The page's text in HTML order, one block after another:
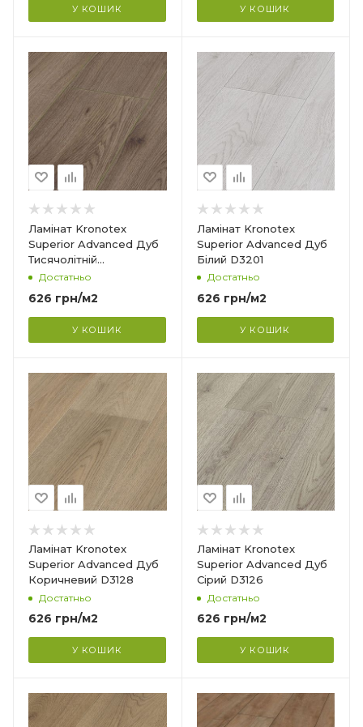
У КОШИК
Гарантія ? У КОШИК
Ламінат Kronotex
Superior Advanced Дуб
Тисячолітній
Коричневий D3531
Достатньо
626 грн/м2
У КОШИК
Країна-виробник
Німеччина
Колекція
Superior Advanced
Клас зносостійкості
32
Товщина
Ширина
193 мм
Довжина
1380 мм
Фаска
Ламінат Kronotex
Superior Advanced Дуб
Білий D3201
Достатньо
626 грн/м2
У КОШИК
Ламінат Kronotex
Superior Advanced Дуб
Коричневий D3128
Достатньо
626 грн/м2
У КОШИК
Країна-виробник
Німеччина
Колекція
Superior Advanced
Клас зносостійкості
32
Товщина
Ширина
193 мм
Довжина
1380 мм
Фаска
4V
Ламінат Kronotex
Superior Advanced Дуб
Cірий D3126
Достатньо
626 грн/м2
У КОШИК
Країна-виробник